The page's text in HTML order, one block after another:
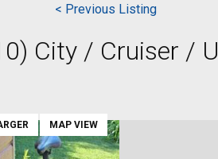
< Previous Listing
City / Cruiser /
MAP VIEW